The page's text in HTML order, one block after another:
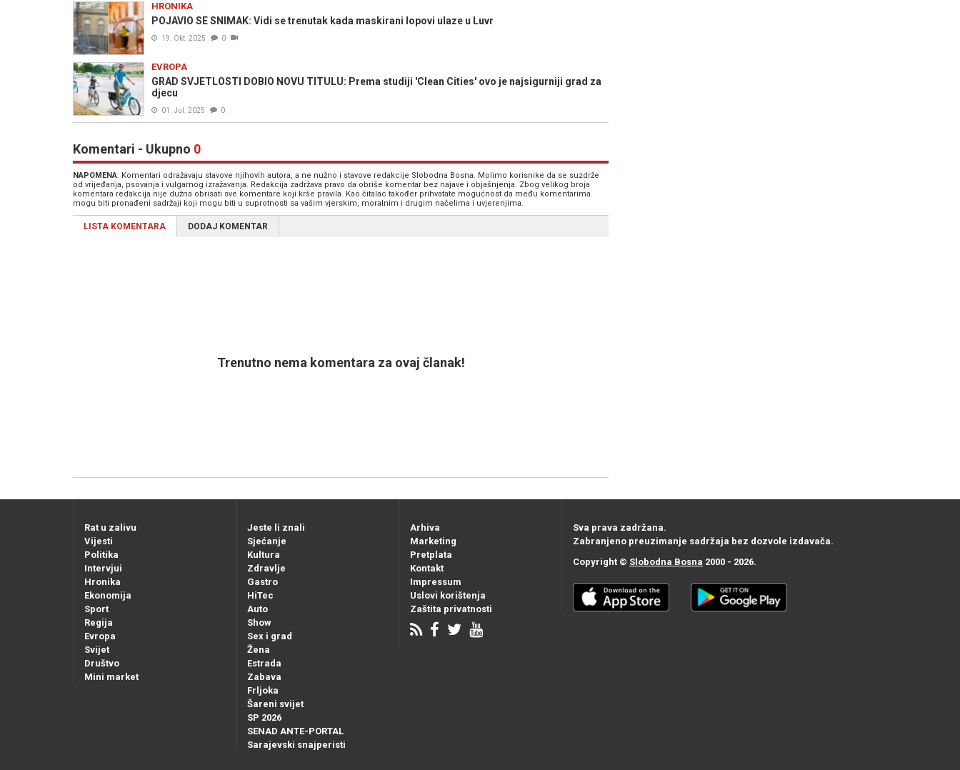
HRONIKA
POJAVIO SE SNIMAK: Vidi se trenutak kada maskirani lopovi ulaze u Luvr
19. Okt. 2025 0
EVROPA
GRAD SVJETLOSTI DOBIO NOVU TITULU: Prema studiji 'Clean Cities' ovo je najsigurniji grad za
djecu
01. Jul. 2025 0
Komentari - Ukupno 0
NAPOMENA: Komentari odražavaju stavove njihovih autora, a ne nužno i stavove redakcije Slobodna Bosna. Molimo korisnike da se suzdrže
od vrijeđanja, psovanja i vulgarnog izražavanja. Redakcija zadržava pravo da obriše komentar bez najave i objašnjenja. Zbog velikog broja
komentara redakcija nije dužna obrisati sve komentare koji krše pravila. Kao čitalac također prihvatate mogućnost da među komentarima
mogu biti pronađeni sadržaji koji mogu biti u suprotnosti sa vašim vjerskim, moralnim i drugim načelima i uvjerenjima.
LISTA KOMENTARA DODAJ KOMENTAR
Trenutno nema komentara za ovaj članak!
Rat u zalivu
Vijesti
Politika
Intervjui
Hronika
Ekonomija
Sport
Regija
Evropa
Svijet
Društvo
Mini market
Jeste li znali
Sjećanje
Kultura
Zdravlje
Gastro
HiTec
Auto
Show
Sex i grad
Žena
Estrada
Zabava
Frljoka
Šareni svijet
SP 2026
SENAD ANTE-PORTAL
Sarajevski snajperisti
Arhiva
Marketing
Pretplata
Kontakt
Impressum
Uslovi korištenja
Zaštita privatnosti
Sva prava zadržana.
Zabranjeno preuzimanje sadržaja bez dozvole izdavača.
Copyright © Slobodna Bosna 2000 - 2026.